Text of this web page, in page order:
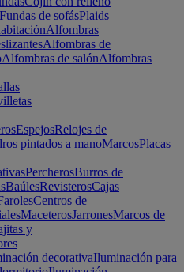
Fundas de sofásPlaids
Alfombras
Alfombras de
Alfombras de salónAlfombras
EspejosRelojes de
pintados a manoMarcosPlacas
PercherosBurros de
BaúlesRevisterosCajas
Centros de
MaceterosJarronesMarcos de
y
decorativaIluminación para